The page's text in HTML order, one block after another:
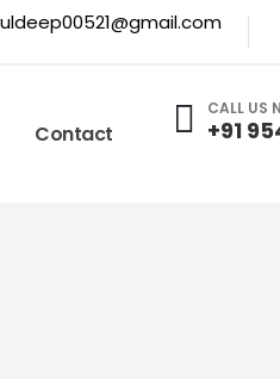
Contact
CALL US
+91